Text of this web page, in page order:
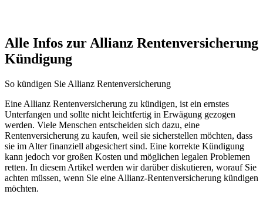
Alle Infos zur Allianz Rentenversicherung
Kündigung
So kündigen Sie Allianz Rentenversicherung
Eine Allianz Rentenversicherung zu kündigen, ist ein ernstes
Unterfangen und sollte nicht leichtfertig in Erwägung gezogen
werden. Viele Menschen entscheiden sich dazu, eine
Rentenversicherung zu kaufen, weil sie sicherstellen möchten, dass
sie im Alter finanziell abgesichert sind. Eine korrekte Kündigung
kann jedoch vor großen Kosten und möglichen legalen Problemen
retten. In diesem Artikel werden wir darüber diskutieren, worauf Sie
achten müssen, wenn Sie eine Allianz-Rentenversicherung kündigen
möchten.